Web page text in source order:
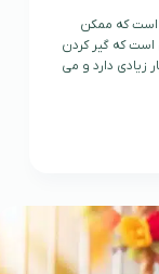
است که ممکن
است که گیر کردن
زیادی دارد و می